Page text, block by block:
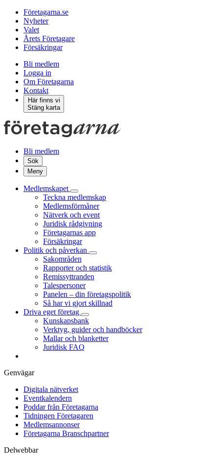
Företagarna.se
Nyheter
Valet
Årets Företagare
Försäkringar
Bli medlem
Logga in
Om Företagarna
Kontakt
Här finns vi
Stäng karta
Bli medlem
Sök
Meny
Medlemskapet
Teckna medlemskap
Medlemsförmåner
Nätverk och event
Juridisk rådgivning
Företagarnas app
Försäkringar
Politik och påverkan
Sakområden
Rapporter och statistik
Remissyttranden
Talespersoner
Panelen – din företagspolitik
Så har vi gjort skillnad
Driva eget företag
Kunskapsbank
Verktyg, guider och handböcker
Mallar och blanketter
Juridisk FAQ
Genvägar
Digitala nätverket
Eventkalendern
Poddar från Företagarna
Tidningen Företagaren
Medlemsannonser
Företagarna Branschpartner
Delwebbar